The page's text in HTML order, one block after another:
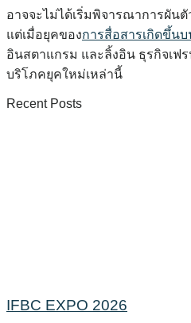
อาจจะไม่ได้เริ่มพิจารณาการผัน
แต่เมื่อยุคของการสื่อสารเกิดขึ้น
อินสตาแกรม และลิ้งอิน ธุรกิจเฟ
บริโภคยุคใหม่เหล่านี้
Recent Posts
IFBC EXPO 2026